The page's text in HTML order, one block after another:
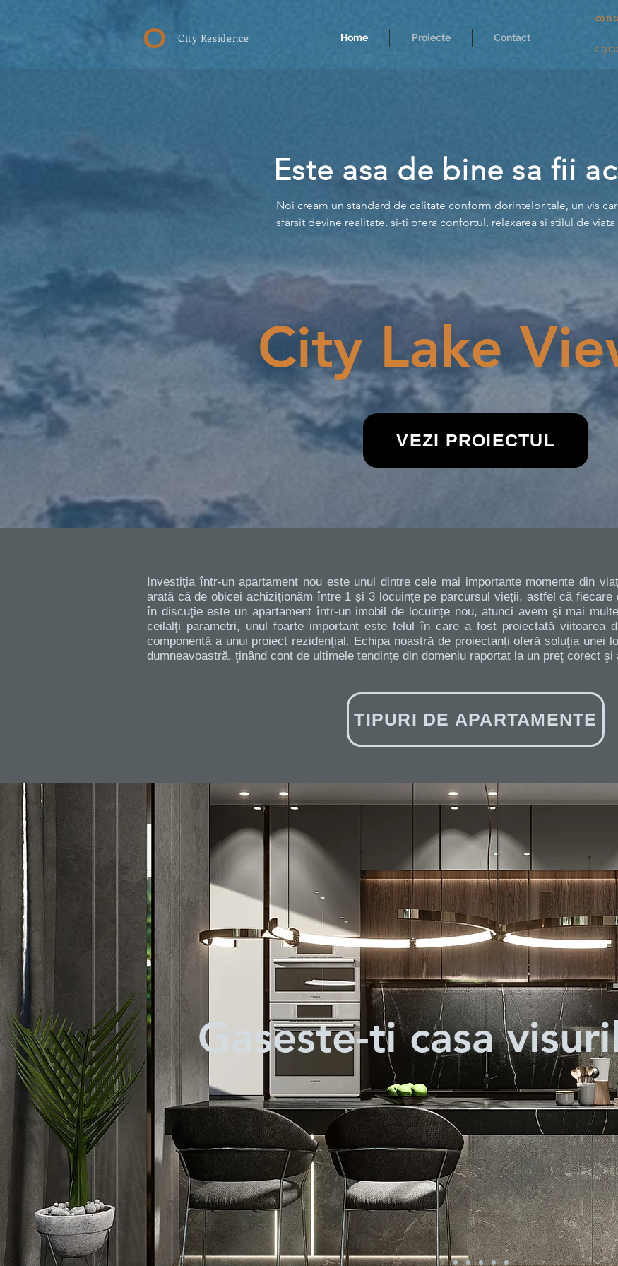
O City Residence Home Proiecte Contact
Este asa de bine sa fii
Noi cream un standard de calitate conform dorintelor tale, un vis
sfarsit devine realitate, si-ti ofera confortul, relaxarea si stilul de
City Lake
VEZI PROIECTUL
Investiţia într-un apartament nou este unul dintre cele mai importante momente din
arată că de obicei achiziţionăm între 1 şi 3 locuinţe pe parcursul vieţii, astfel că fiecare
în discuţie este un apartament într-un imobil de locuințe nou, atunci avem şi mai
ceilalţi parametri, unul foarte important este felul în care a fost proiectată viitoarea
componentă a unui proiect rezidenţial. Echipa noastră de proiectanți oferă soluţia unei
dumneavoastră, ţinând cont de ultimele tendințe din domeniu raportat la un preţ corect şi
TIPURI DE APARTAMENTE
Gaseste-ti casa